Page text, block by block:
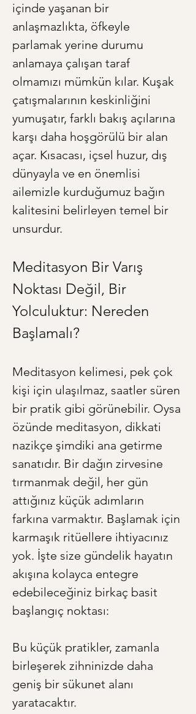
içinde yaşanan bir
anlaşmazlıkta, öfkeyle
parlamak yerine durumu
anlamaya çalışan taraf
olmamızı mümkün kılar. Kuşak
çatışmalarının keskinliğini
yumuşatır, farklı bakış açılarına
karşı daha hoşgörülü bir alan
açar. Kısacası, içsel huzur, dış
dünyayla ve en önemlisi
ailemizle kurduğumuz bağın
kalitesini belirleyen temel bir
unsurdur.
Meditasyon Bir Varış
Noktası Değil, Bir
Yolculuktur: Nereden
Başlamalı?
Meditasyon kelimesi, pek çok
kişi için ulaşılmaz, saatler süren
bir pratik gibi görünebilir. Oysa
özünde meditasyon, dikkati
nazikçe şimdiki ana getirme
sanatıdır. Bir dağın zirvesine
tırmanmak değil, her gün
attığınız küçük adımların
farkına varmaktır. Başlamak için
karmaşık ritüellere ihtiyacınız
yok. İşte size gündelik hayatın
akışına kolayca entegre
edebileceğiniz birkaç basit
başlangıç noktası:
Bu küçük pratikler, zamanla
birleşerek zihninizde daha
geniş bir sükunet alanı
yaratacaktır.